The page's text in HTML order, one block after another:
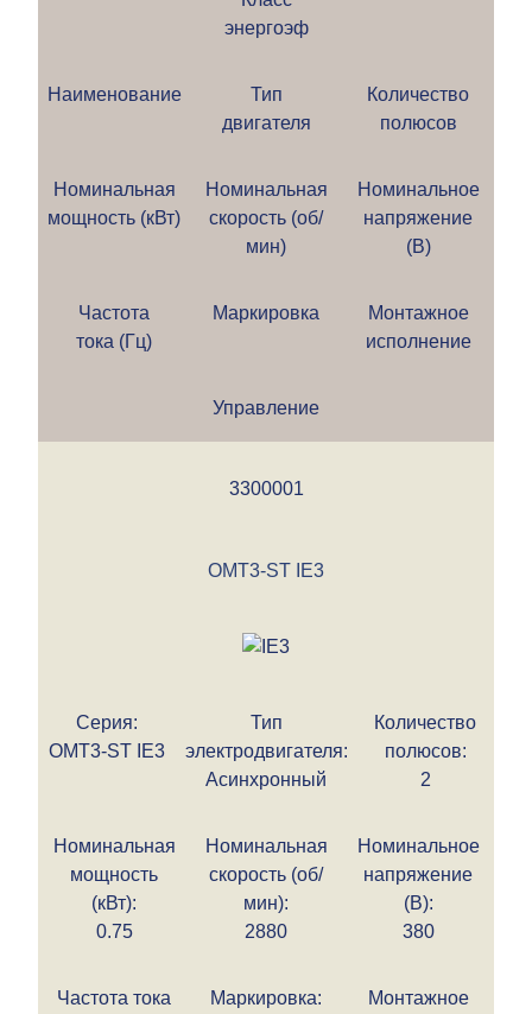
энергоэф
Наименование
Тип
двигателя
Количество
полюсов
Номинальная
мощность (кВт)
Номинальная
скорость (об/
мин)
Номинальное
напряжение
(В)
Частота
тока (Гц)
Маркировка
Монтажное
исполнение
Управление
3300001
OMT3-ST IE3
Серия:
OMT3-ST IE3
Тип
электродвигателя:
Асинхронный
Количество
полюсов:
2
Номинальная
мощность
(кВт):
0.75
Номинальная
скорость (об/
мин):
2880
Номинальное
напряжение
(В):
380
Частота тока Маркировка: Монтажное